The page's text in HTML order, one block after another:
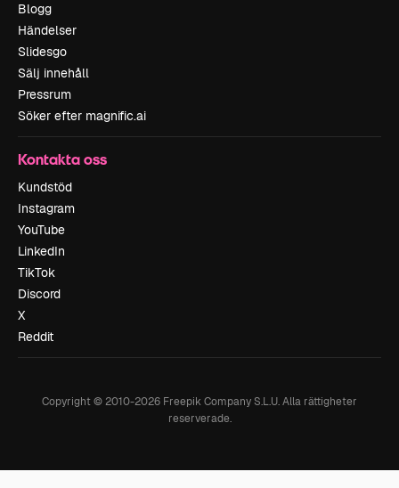
Blogg
Händelser
Slidesgo
Sälj innehåll
Pressrum
Söker efter magnific.ai
Kontakta oss
Kundstöd
Instagram
YouTube
LinkedIn
TikTok
Discord
X
Reddit
Copyright © 2010-2026 Freepik Company S.L.U.Alla rättigheter
reserverade.